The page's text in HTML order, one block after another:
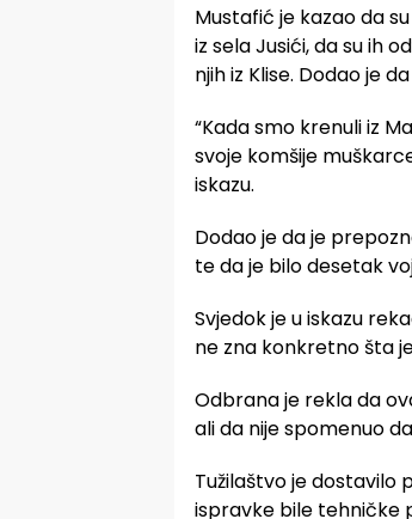
Mustafić je kazao da
iz sela Jusići, da su ih
njih iz Klise. Dodao je
“Kada smo krenuli iz
svoje komšije
iskazu.
Dodao je da je
te da je bilo desetak
Svjedok je u iskazu
ne zna konkretno šta
Odbrana je rekla da
ali da nije spomenuo
Tužilaštvo je dostavilo
ispravke bile tehničke